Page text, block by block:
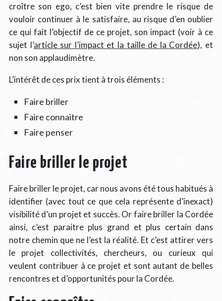
croître son ego, c’est bien vite prendre le risque de
vouloir continuer à le satisfaire, au risque d’en oublier
ce qui fait l’objectif de ce projet, son impact (voir à ce
sujet l’article sur l’impact et la taille de la Cordée), et
non son applaudimètre.
L’intérêt de ces prix tient à trois éléments :
Faire briller
Faire connaitre
Faire penser
Faire briller le projet
Faire briller le projet, car nous avons été tous habitués à
identifier (avec tout ce que cela représente d’inexact)
visibilité d’un projet et succès. Or faire briller la Cordée
ainsi, c’est paraitre plus grand et plus certain dans
notre chemin que ne l’est la réalité. Et c’est attirer vers
le projet collectivités, chercheurs, ou curieux qui
veulent contribuer à ce projet et sont autant de belles
rencontres et d’opportunités pour la Cordée.